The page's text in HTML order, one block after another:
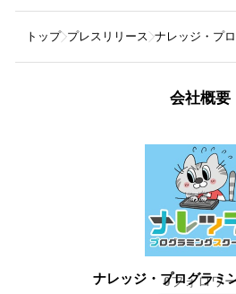
トップ プレスリリース ナレッジ・プ
会社概要
ナレッジ・プログラミ
0フォロワ